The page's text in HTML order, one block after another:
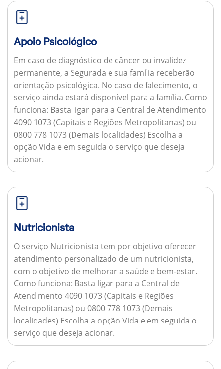
Apoio Psicológico
Em caso de diagnóstico de câncer ou invalidez
permanente, a Segurada e sua família receberão
orientação psicológica. No caso de falecimento, o
serviço ainda estará disponível para a família. Como
funciona: Basta ligar para a Central de Atendimento
4090 1073 (Capitais e Regiões Metropolitanas) ou
0800 778 1073 (Demais localidades) Escolha a
opção Vida e em seguida o serviço que deseja
acionar.
Nutricionista
O serviço Nutricionista tem por objetivo oferecer
atendimento personalizado de um nutricionista,
com o objetivo de melhorar a saúde e bem-estar.
Como funciona: Basta ligar para a Central de
Atendimento 4090 1073 (Capitais e Regiões
Metropolitanas) ou 0800 778 1073 (Demais
localidades) Escolha a opção Vida e em seguida o
serviço que deseja acionar.